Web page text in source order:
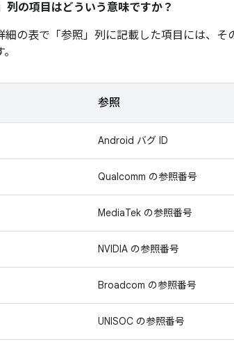
列の項目はどういう意味ですか？
の表で「参照」 列に記載した項目には、そ
参照
Android バグ ID
Qualcomm の参照番号
MediaTek の参照番号
NVIDIA の参照番号
Broadcom の参照番号
UNISOC の参照番号